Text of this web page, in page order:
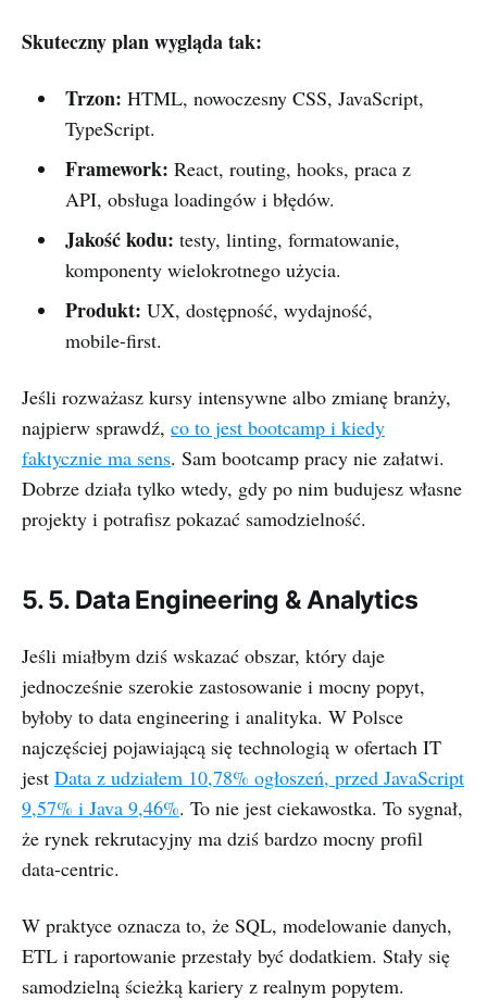
Skuteczny plan wygląda tak:
Trzon: HTML, nowoczesny CSS, JavaScript,
TypeScript.
Framework: React, routing, hooks, praca z
API, obsługa loadingów i błędów.
Jakość kodu: testy, linting, formatowanie,
komponenty wielokrotnego użycia.
Produkt: UX, dostępność, wydajność,
mobile-first.
Jeśli rozważasz kursy intensywne albo zmianę branży,
najpierw sprawdź, co to jest bootcamp i kiedy
faktycznie ma sens. Sam bootcamp pracy nie załatwi.
Dobrze działa tylko wtedy, gdy po nim budujesz własne
projekty i potrafisz pokazać samodzielność.
5. 5. Data Engineering & Analytics
Jeśli miałbym dziś wskazać obszar, który daje
jednocześnie szerokie zastosowanie i mocny popyt,
byłoby to data engineering i analityka. W Polsce
najczęściej pojawiającą się technologią w ofertach IT
jest Data z udziałem 10,78% ogłoszeń, przed JavaScript
9,57% i Java 9,46%. To nie jest ciekawostka. To sygnał,
że rynek rekrutacyjny ma dziś bardzo mocny profil
data-centric.
W praktyce oznacza to, że SQL, modelowanie danych,
ETL i raportowanie przestały być dodatkiem. Stały się
samodzielną ścieżką kariery z realnym popytem.